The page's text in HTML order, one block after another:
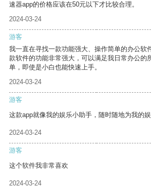
速器app的价格应该在50元以下才比较合理。
2024-03-24
游客
我一直在寻找一款功能强大、操作简单的办公软
款软件的功能非常强大，可以满足我日常办公的
单，即使是小白也能快速上手。
2024-03-24
游客
这款app就像我的娱乐小助手，随时随地为我的娱
2024-03-24
游客
这个软件我非常喜欢
2024-03-24